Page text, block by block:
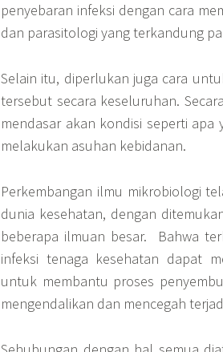
penyebaran infeksi dengan cara
dan parasitologi yang terkandung
Selain itu, diperlukan juga cara
tersebut secara keseluruhan.
mendasar akan kondisi seperti
melakukan asuhan kebidanan.
Perkembangan ilmu mikrobiologi
dunia kesehatan, dengan
beberapa ilmuan besar. Bahwa
infeksi tenaga kesehatan dapat
untuk membantu proses
mengendalikan dan mencegah